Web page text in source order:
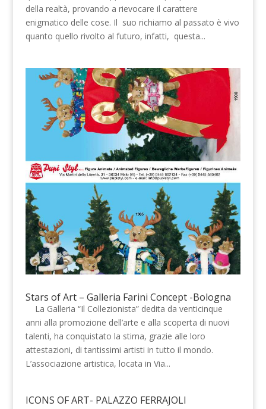
della realtà, provando a rievocare il carattere
enigmatico delle cose. Il suo richiamo al passato è vivo
quanto quello rivolto al futuro, infatti, questa...
Stars of Art – Galleria Farini Concept -Bologna
La Galleria “Il Collezionista” dedita da venticinque
anni alla promozione dell’arte e alla scoperta di nuovi
talenti, ha conquistato la stima, grazie alle loro
attestazioni, di tantissimi artisti in tutto il mondo.
L’associazione artistica, locata in Via...
ICONS OF ART- PALAZZO FERRAJOLI